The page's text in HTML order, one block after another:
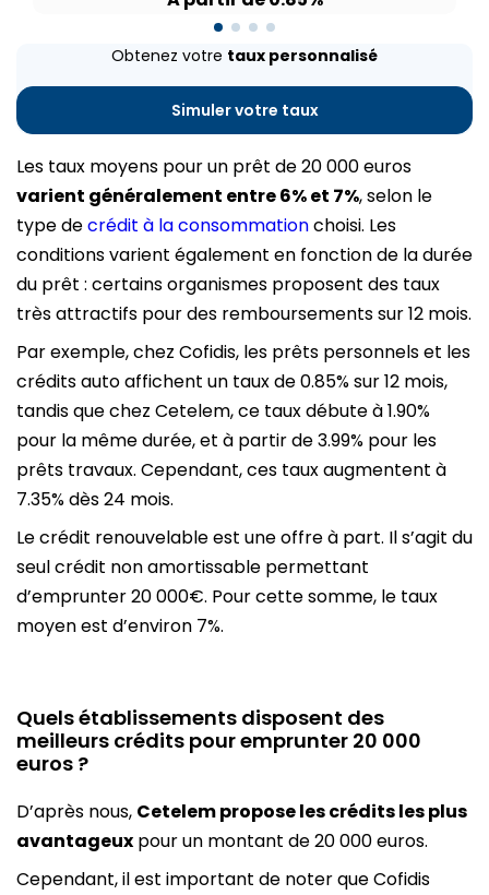
Obtenez votre taux personnalisé
Simuler votre taux
Les taux moyens pour un prêt de 20 000 euros
varient généralement entre 6% et 7%, selon le
type decrédit à la consommationchoisi. Les
conditions varient également en fonction de la durée
du prêt : certains organismes proposent des taux
très attractifs pour des remboursements sur 12 mois.
Par exemple, chez Cofidis, les prêts personnels et les
crédits auto affichent un taux de 0.85% sur 12 mois,
tandis que chez Cetelem, ce taux débute à 1.90%
pour la même durée, et à partir de 3.99% pour les
prêts travaux. Cependant, ces taux augmentent à
7.35% dès 24 mois.
Le crédit renouvelable est une offre à part. Il s’agit du
seul crédit non amortissable permettant
d’emprunter 20 000€. Pour cette somme, le taux
moyen est d’environ 7%.
Quels établissements disposent des
meilleurs crédits pour emprunter 20 000
euros ?
D’après nous, Cetelem propose les crédits les plus
avantageux pour un montant de 20 000 euros.
Cependant, il est important de noter que Cofidis